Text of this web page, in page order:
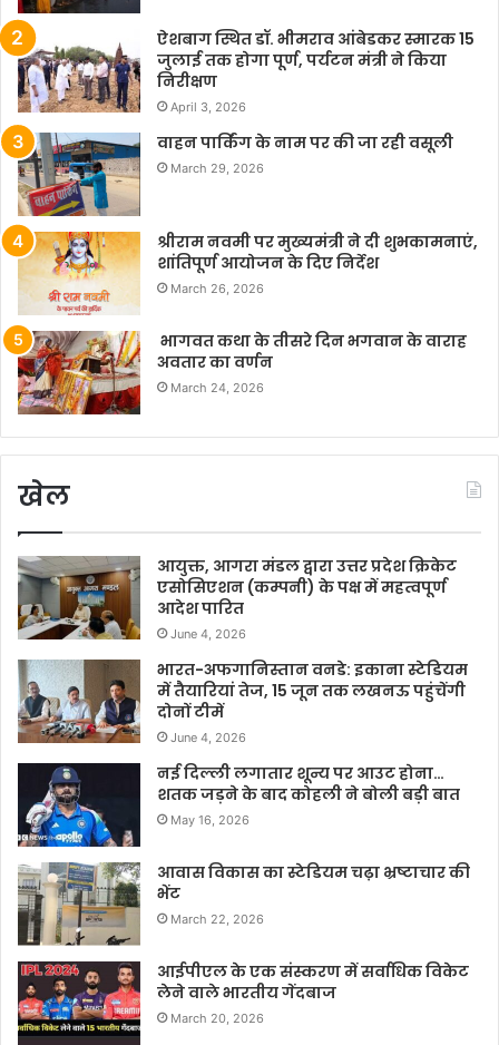
ऐशबाग स्थित डॉ. भीमराव आंबेडकर स्मारक 15
जुलाई तक होगा पूर्ण, पर्यटन मंत्री ने किया
निरीक्षण
April 3, 2026
वाहन पार्किंग के नाम पर की जा रही वसूली
March 29, 2026
श्रीराम नवमी पर मुख्यमंत्री ने दी शुभकामनाएं,
शांतिपूर्ण आयोजन के दिए निर्देश
March 26, 2026
भागवत कथा के तीसरे दिन भगवान के वाराह
अवतार का वर्णन
March 24, 2026
खेल
आयुक्त, आगरा मंडल द्वारा उत्तर प्रदेश क्रिकेट
एसोसिएशन (कम्पनी) के पक्ष में महत्वपूर्ण
आदेश पारित
June 4, 2026
भारत-अफगानिस्तान वनडे: इकाना स्टेडियम
में तैयारियां तेज, 15 जून तक लखनऊ पहुंचेंगी
दोनों टीमें
June 4, 2026
नई दिल्ली लगातार शून्य पर आउट होना…
शतक जड़ने के बाद कोहली ने बोली बड़ी बात
May 16, 2026
आवास विकास का स्टेडियम चढ़ा भ्रष्टाचार की
भेंट
March 22, 2026
आईपीएल के एक संस्करण में सर्वाधिक विकेट
लेने वाले भारतीय गेंदबाज
March 20, 2026